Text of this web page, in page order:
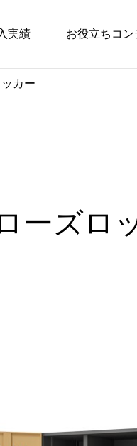
実績 お役立ちコン
カー
ーズロ